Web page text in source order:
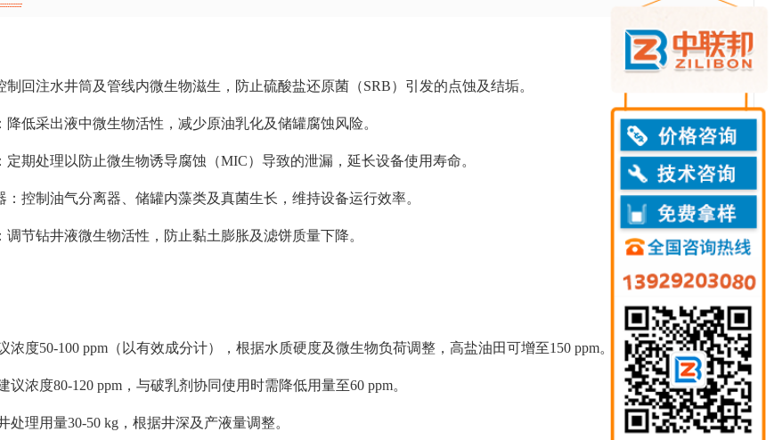
制回注水井筒及管线内微生物滋生，防止硫酸盐还原菌（SRB）引发的点蚀及结垢。
降低采出液中微生物活性，减少原油乳化及储罐腐蚀风险。
定期处理以防止微生物诱导腐蚀（MIC）导致的泄漏，延长设备使用寿命。
：控制油气分离器、储罐内藻类及真菌生长，维持设备运行效率。
调节钻井液微生物活性，防止黏土膨胀及滤饼质量下降。
浓度50-100 ppm（以有效成分计），根据水质硬度及微生物负荷调整，高盐油田可增至150 ppm。
议浓度80-120 ppm，与破乳剂协同使用时需降低用量至60 ppm。
处理用量30-50 kg，根据井深及产液量调整。